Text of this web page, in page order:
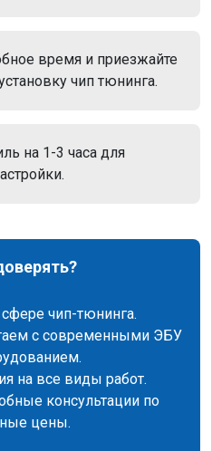
время и приезжайте
чип тюнинга.
на 1-3 часа для
чип-тюнинга.
с современными ЭБУ
на все виды работ.
консультации по
цены.